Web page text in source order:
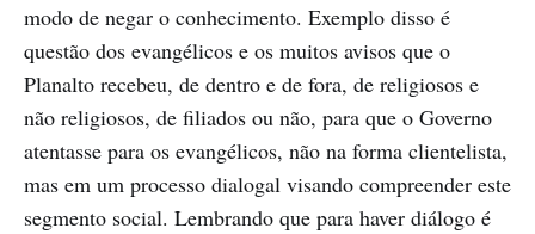
modo de negar o conhecimento. Exemplo disso é
questão dos evangélicos e os muitos avisos que o
Planalto recebeu, de dentro e de fora, de religiosos e
não religiosos, de filiados ou não, para que o Governo
atentasse para os evangélicos, não na forma clientelista,
mas em um processo dialogal visando compreender este
segmento social. Lembrando que para haver diálogo é